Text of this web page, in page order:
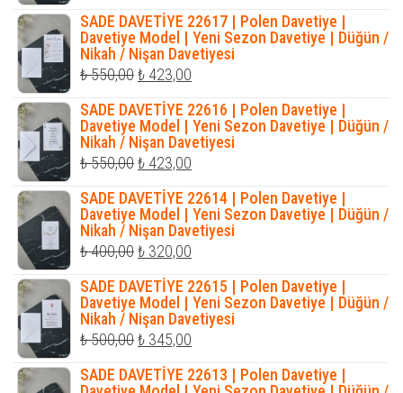
fiyat:
₺ 550,00.fiyat:
₺ 423,00.
SADE DAVETİYE 22617 | Polen Davetiye |
Davetiye Model | Yeni Sezon Davetiye | Düğün /
Nikah / Nişan Davetiyesi
₺550,00Orijinal
fiyat:
₺ 550,00.
₺ 423,00
fiyat:
₺ 423,00.
SADE DAVETİYE 22616 | Polen Davetiye |
Davetiye Model | Yeni Sezon Davetiye | Düğün /
Nikah / Nişan Davetiyesi
₺550,00Orijinal
fiyat:
₺ 550,00.
₺ 423,00
fiyat:
₺ 423,00.
SADE DAVETİYE 22614 | Polen Davetiye |
Davetiye Model | Yeni Sezon Davetiye | Düğün /
Nikah / Nişan Davetiyesi
₺400,00Orijinal
fiyat:
₺ 400,00.
₺ 320,00
fiyat:
₺ 320,00.
SADE DAVETİYE 22615 | Polen Davetiye |
Davetiye Model | Yeni Sezon Davetiye | Düğün /
Nikah / Nişan Davetiyesi
₺500,00Orijinal
fiyat:
₺ 500,00.
₺ 345,00
fiyat:
SADE DAVETİYE 22613 | Polen Davetiye |